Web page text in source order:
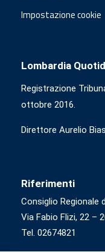
Impostazione cookie
Lombardia
Registrazione
ottobre 2016.
Direttore Aurelio
Riferimenti
Consiglio Regionale
Via Fabio Flizi, 22 –
Tel. 02674821